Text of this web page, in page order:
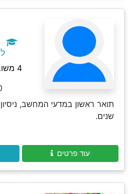
4 משובים
שנים.
עוד פרטים